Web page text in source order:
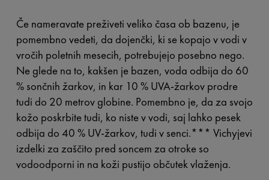
Če nameravate preživeti veliko časa ob bazenu, je
pomembno vedeti, da dojenčki, ki se kopajo v vodi v
vročih poletnih mesecih, potrebujejo posebno nego.
Ne glede na to, kakšen je bazen, voda odbija do 60
% sončnih žarkov, in kar 10 % UVA-žarkov prodre
tudi do 20 metrov globine. Pomembno je, da za svojo
kožo poskrbite tudi, ko niste v vodi, saj lahko pesek
odbija do 40 % UV-žarkov, tudi v senci.*** Vichyjevi
izdelki za zaščito pred soncem za otroke so
vodoodporni in na koži pustijo občutek vlaženja.